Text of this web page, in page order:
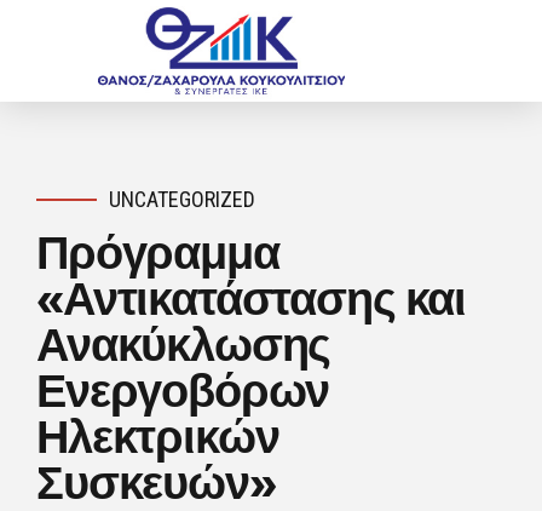
UNCATEGORIZED
Πρόγραμμα
«Αντικατάστασης και
Ανακύκλωσης
Ενεργοβόρων
Ηλεκτρικών
Συσκευών»